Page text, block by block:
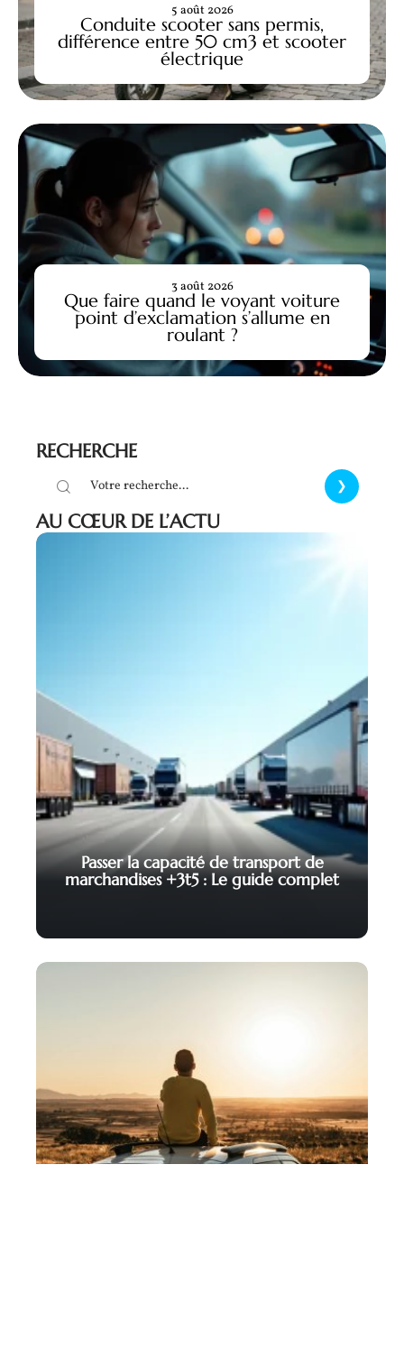
Conduite scooter sans permis,
différence entre 50 cm3 et scooter
électrique
5 août 2026
Que faire quand le voyant voiture
point d’exclamation s’allume en
roulant ?
3 août 2026
RECHERCHE
AU CŒUR DE L’ACTU
Passer la capacité de transport de
marchandises +3t5 : Le guide complet